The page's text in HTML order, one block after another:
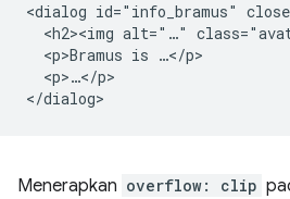
<dialog id="info_bramus"
<h2><img alt="…"
  <p>Bramus is …</p>
  <p>…</p>
Menerapkan overflow: clip